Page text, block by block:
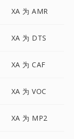
XA 为 AMR
XA 为 DTS
XA 为 CAF
XA 为 VOC
XA 为 MP2